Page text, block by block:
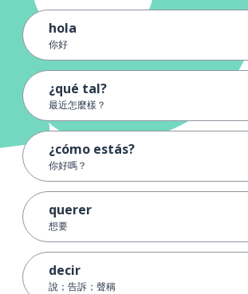
hola
你好
¿qué tal?
最近怎麼樣？
¿cómo estás?
你好嗎？
querer
想要
decir
說；告訴；聲稱